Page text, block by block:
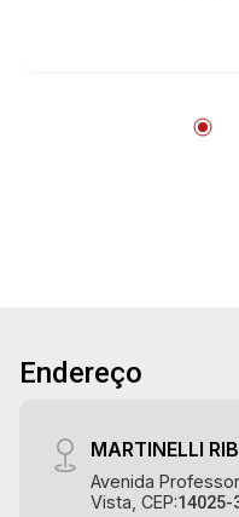
Endereço
MARTINELLI
Avenida
Vista, CEP:14025-